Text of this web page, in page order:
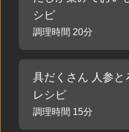
シピ
調理時間 20分
具だくさん 人参と
レシピ
調理時間 15分